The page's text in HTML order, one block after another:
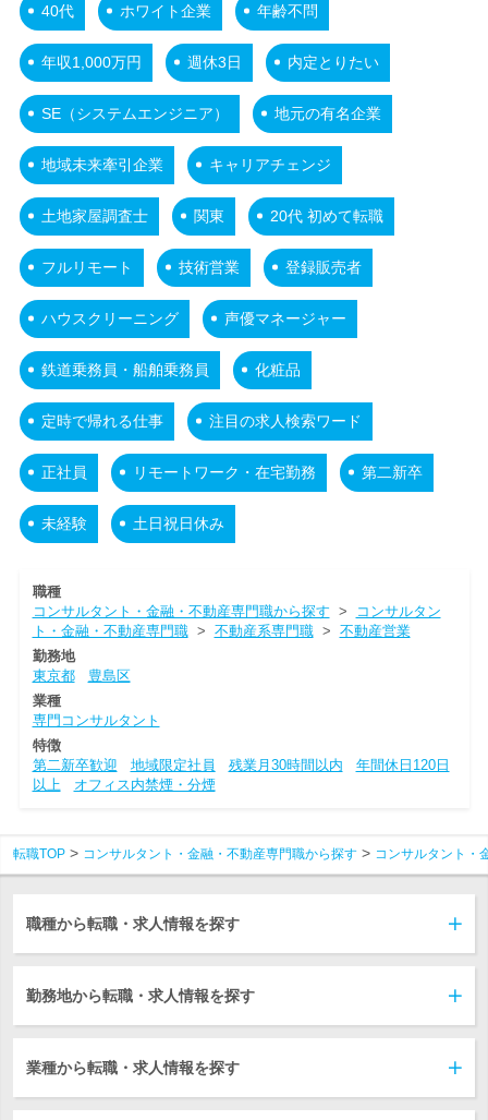
40代 ホワイト企業 年齢不問
年収1,000万円 週休3日 内定とりたい
SE（システムエンジニア） 地元の有名企業
地域未来牽引企業 キャリアチェンジ
土地家屋調査士 関東 20代 初めて転職
フルリモート 技術営業 登録販売者
ハウスクリーニング 声優マネージャー
鉄道乗務員・船舶乗務員 化粧品
定時で帰れる仕事 注目の求人検索ワード
正社員 リモートワーク・在宅勤務 第二新卒
未経験 土日祝日休み
職種
コンサルタント・金融・不動産専門職から探す >
コンサルタン
ト・金融・不動産専門職> 不動産系専門職> 不動産営業
勤務地
東京都
豊島区
業種
専門コンサルタント
特徴
第二新卒歓迎
地域限定社員 残業月30時間以内
年間休日120日
以上
オフィス内禁煙・分煙
転職TOP コンサルタント・金融・不動産専門職から探す コンサルタント・
職種から転職・求人情報を探す
勤務地から転職・求人情報を探す
業種から転職・求人情報を探す